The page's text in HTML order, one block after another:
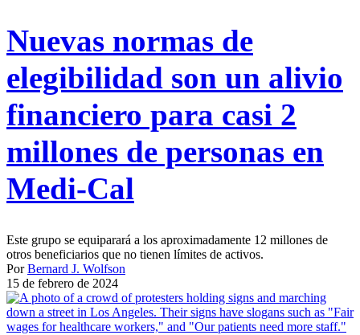
Nuevas normas de
elegibilidad son un alivio
financiero para casi 2
millones de personas en
Medi-Cal
Este grupo se equiparará a los aproximadamente 12 millones de
otros beneficiarios que no tienen límites de activos.
PorBernard J. Wolfson
15 de febrero de 2024